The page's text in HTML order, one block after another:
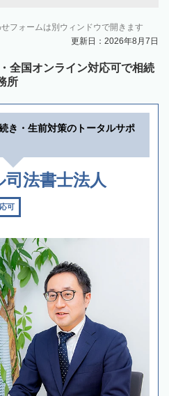
フォームは別ウィンドウで開きます
更新日：2026年8月7日
全国オンライン対応可で相続
所
き・生前対策のトータルサポ
法書士法人
可